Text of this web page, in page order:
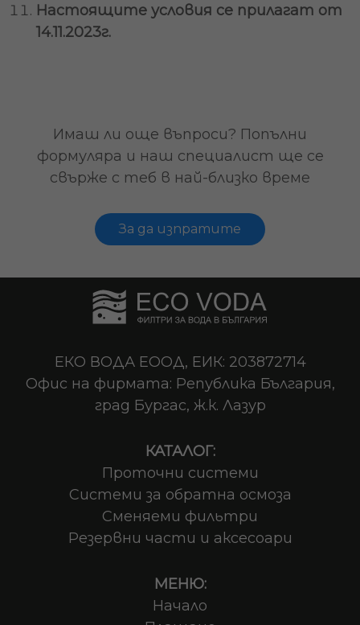
Настоящите условия се прилагат от
14.11.2023г.
Имаш ли още въпроси? Попълни
формуляра и наш специалист ще се
свърже с теб в най-близко време
За да изпратите
ЕКО ВОДА ЕООД, ЕИК: 203872714
Офис на фирмата: Република България,
град Бургас, ж.к. Лазур
КАТАЛОГ:
Проточни системи
Системи за обратна осмоза
Сменяеми фильтри
Резервни части и аксесоари
МЕНЮ:
Начало